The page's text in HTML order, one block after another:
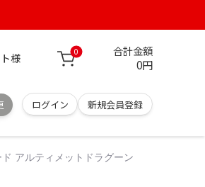
様 0 合計金額
0円
ログイン 新規会員登録
アルティメットドラグーン